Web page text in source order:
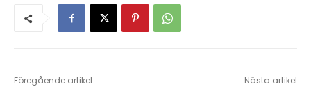
Föregående artikel Nästa artikel